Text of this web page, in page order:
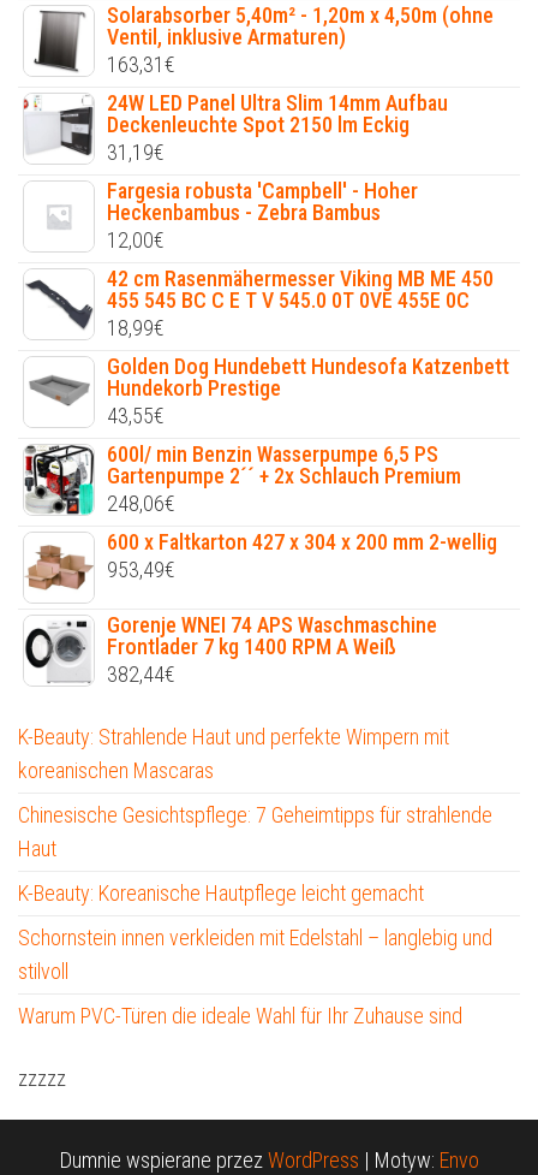
Solarabsorber 5,40m² - 1,20m x 4,50m (ohne
Ventil, inklusive Armaturen)
163,31€
24W LED Panel Ultra Slim 14mm Aufbau
Deckenleuchte Spot 2150 lm Eckig
31,19€
Fargesia robusta 'Campbell' - Hoher
Heckenbambus - Zebra Bambus
12,00€
42 cm Rasenmähermesser Viking MB ME 450
455 545 BC C E T V 545.0 0T 0VE 455E 0C
18,99€
Golden Dog Hundebett Hundesofa Katzenbett
Hundekorb Prestige
43,55€
600l/ min Benzin Wasserpumpe 6,5 PS
Gartenpumpe 2´´ + 2x Schlauch Premium
248,06€
600 x Faltkarton 427 x 304 x 200 mm 2-wellig
953,49€
Gorenje WNEI 74 APS Waschmaschine
Frontlader 7 kg 1400 RPM A Weiß
382,44€
K-Beauty: Strahlende Haut und perfekte Wimpern mit
koreanischen Mascaras
Chinesische Gesichtspflege: 7 Geheimtipps für strahlende
Haut
K-Beauty: Koreanische Hautpflege leicht gemacht
Schornstein innen verkleiden mit Edelstahl – langlebig und
stilvoll
Warum PVC-Türen die ideale Wahl für Ihr Zuhause sind
zzzzz
Dumnie wspierane przezWordPress | Motyw: Envo